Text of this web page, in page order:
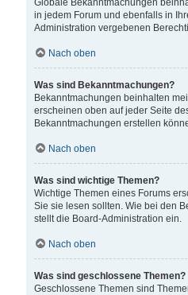
Globale Bekanntmachungen
in jedem Forum und ebenfalls in
Administration vergebenen
Nach oben
Was sind Bekanntmachungen?
Bekanntmachungen beinhalten
erscheinen oben auf jeder Seite
Bekanntmachungen erstellen
Nach oben
Was sind wichtige Themen?
Wichtige Themen eines Forums
Sie sie lesen sollten. Wie bei den
stellt die Board-Administration ein.
Nach oben
Was sind geschlossene Themen?
Geschlossene Themen sind